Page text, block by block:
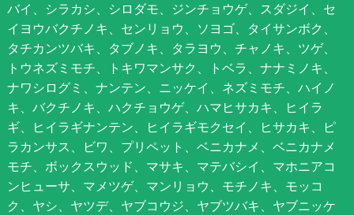
バイ、シラカシ、シロダモ、ジンチョウゲ、スダジイ、セ
イヨウバクチノキ、センリョウ、ソヨゴ、タイサンボク、
タチカンツバキ、タブノキ、タラヨウ、チャノキ、ツゲ、
トウネズミモチ、トキワマンサク、トベラ、ナナミノキ、
ナワシログミ、ナンテン、ニッケイ、ネズミモチ、ハイノ
キ、バクチノキ、ハクチョウゲ、ハマヒサカキ、ヒイラ
ギ、ヒイラギナンテン、ヒイラギモクセイ、ヒサカキ、ピ
ラカンサス、ビワ、プリペット、ベニカナメ、ベニカナメ
モチ、ボックスウッド、マサキ、マテバシイ、マホニアコ
ンヒューサ、マメツゲ、マンリョウ、モチノキ、モッコ
ク、ヤシ、ヤツデ、ヤブコウジ、ヤブツバキ、ヤブニッケ